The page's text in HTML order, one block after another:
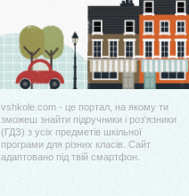
vshkole.com - це портал, на якому ти
зможеш знайти підручники і роз'язники
(ГДЗ) з усіх предметів шкільної
програми для різних класів. Сайт
адаптовано під твій смартфон.